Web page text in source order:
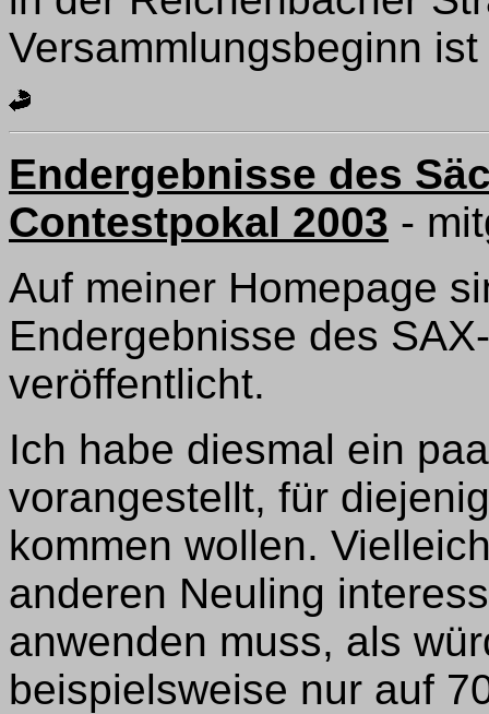
Versammlungsbeginn
Endergebnisse des
Contestpokal 2003 -
Auf meiner Homepage
Endergebnisse des
veröffentlicht.
Ich habe diesmal ein
vorangestellt, für
kommen wollen.
anderen Neuling
anwenden muss, als
beispielsweise nur auf